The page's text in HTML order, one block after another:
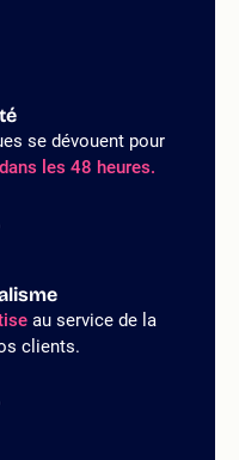
se dévouent pour
dans les 48 heures.
au service de la
clients.